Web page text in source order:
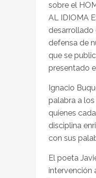
sobre el
AL IDIOMA
desarrollado
defensa de
que se
presentado
Ignacio
palabra a
quienes
disciplina
con sus
El poeta
intervención